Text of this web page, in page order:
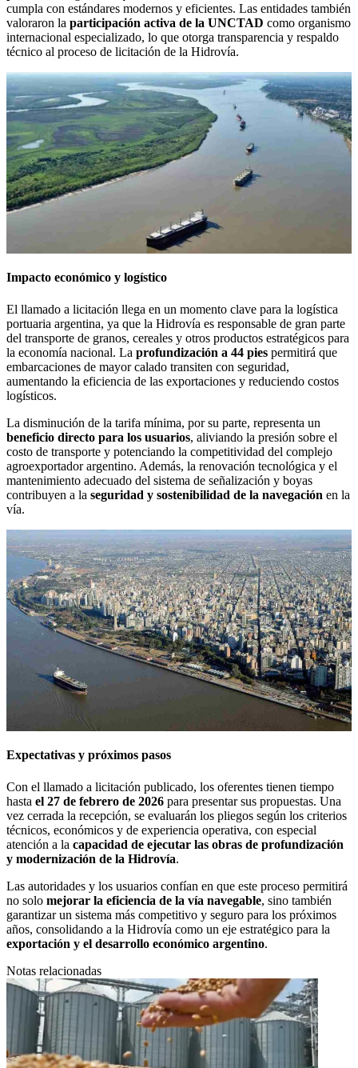
cumpla con estándares modernos y eficientes. Las entidades también
valoraron la participación activa de la UNCTAD como organismo
internacional especializado, lo que otorga transparencia y respaldo
técnico al proceso de licitación de la Hidrovía.
Impacto económico y logístico
El llamado a licitación llega en un momento clave para la logística
portuaria argentina, ya que la Hidrovía es responsable de gran parte
del transporte de granos, cereales y otros productos estratégicos para
la economía nacional. La profundización a 44 pies permitirá que
embarcaciones de mayor calado transiten con seguridad,
aumentando la eficiencia de las exportaciones y reduciendo costos
logísticos.
La disminución de la tarifa mínima, por su parte, representa un
beneficio directo para los usuarios, aliviando la presión sobre el
costo de transporte y potenciando la competitividad del complejo
agroexportador argentino. Además, la renovación tecnológica y el
mantenimiento adecuado del sistema de señalización y boyas
contribuyen a la seguridad y sostenibilidad de la navegación en la
vía.
Expectativas y próximos pasos
Con el llamado a licitación publicado, los oferentes tienen tiempo
hasta el 27 de febrero de 2026 para presentar sus propuestas. Una
vez cerrada la recepción, se evaluarán los pliegos según los criterios
técnicos, económicos y de experiencia operativa, con especial
atención a la capacidad de ejecutar las obras de profundización
y modernización de la Hidrovía.
Las autoridades y los usuarios confían en que este proceso permitirá
no solo mejorar la eficiencia de la vía navegable, sino también
garantizar un sistema más competitivo y seguro para los próximos
años, consolidando a la Hidrovía como un eje estratégico para la
exportación y el desarrollo económico argentino.
Notas relacionadas